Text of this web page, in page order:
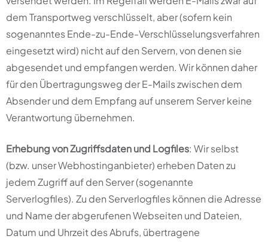
dem Transportweg verschlüsselt, aber (sofern kein
sogenanntes Ende-zu-Ende-Verschlüsselungsverfahren
eingesetzt wird) nicht auf den Servern, von denen sie
abgesendet und empfangen werden. Wir können daher
für den Übertragungsweg der E-Mails zwischen dem
Absender und dem Empfang auf unserem Server keine
Verantwortung übernehmen.
Erhebung von Zugriffsdaten und Logfiles: Wir selbst
(bzw. unser Webhostinganbieter) erheben Daten zu
jedem Zugriff auf den Server (sogenannte
Serverlogfiles). Zu den Serverlogfiles können die Adresse
und Name der abgerufenen Webseiten und Dateien,
Datum und Uhrzeit des Abrufs, übertragene